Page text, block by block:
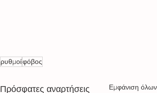
ρυθμοίφόβος
Πρόσφατες αναρτήσεις Εμφάνιση όλων